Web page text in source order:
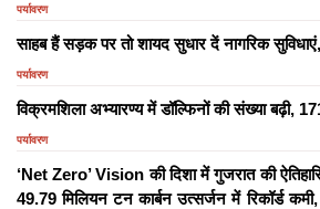
पर्यावरण
साहब हैं सड़क पर तो शायद सुधार दें नागरिक
पर्यावरण
विक्रमशिला अभ्यारण्य में डॉल्फिनों की संख्या बढ़ी,
पर्यावरण
‘Net Zero’ Vision की दिशा में गुजरात की
49.79 मिलियन टन कार्बन उत्सर्जन में रिकॉर्ड